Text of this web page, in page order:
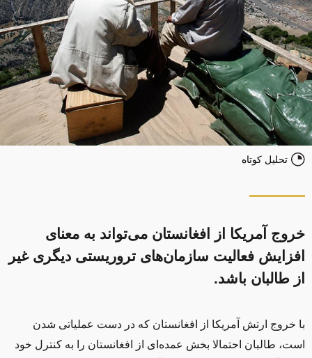
تحلیل کوتاه
خروج آمریکا از افغانستان می‌تواند به معنای
افزایش فعالیت سازمان‌های تروریستی دیگری غیر
از طالبان باشد.
با خروج ارتش آمریکا از افغانستان که در دست عملیاتی شدن
است، طالبان احتمالا بخش عمده‌ای از افغانستان را به کنترل خود